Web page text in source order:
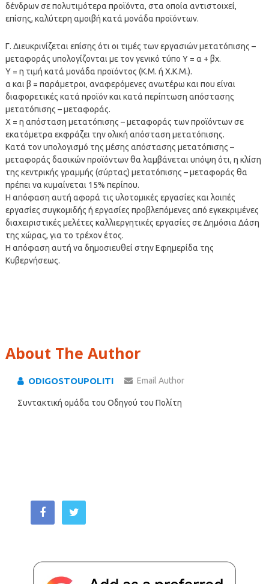
δένδρων σε πολυτιμότερα προϊόντα, στα οποία αντιστοιχεί,
επίσης, καλύτερη αμοιβή κατά μονάδα προϊόντων.
Γ. Διευκρινίζεται επίσης ότι οι τιμές των εργασιών μετατόπισης –
μεταφοράς υπολογίζονται με τον γενικό τύπο Υ = α + βχ.
Υ = η τιμή κατά μονάδα προϊόντος (Κ.Μ. ή Χ.Κ.Μ.).
α και β = παράμετροι, αναφερόμενες ανωτέρω και που είναι
διαφορετικές κατά προϊόν και κατά περίπτωση απόστασης
μετατόπισης – μεταφοράς.
Χ = η απόσταση μετατόπισης – μεταφοράς των προϊόντων σε
εκατόμετρα εκφράζει την ολική απόσταση μετατόπισης.
Κατά τον υπολογισμό της μέσης απόστασης μετατόπισης –
μεταφοράς δασικών προϊόντων θα λαμβάνεται υπόψη ότι, η κλίση
της κεντρικής γραμμής (σύρτας) μετατόπισης – μεταφοράς θα
πρέπει να κυμαίνεται 15% περίπου.
Η απόφαση αυτή αφορά τις υλοτομικές εργασίες και λοιπές
εργασίες συγκομιδής ή εργασίες προβλεπόμενες από εγκεκριμένες
διαχειριστικές μελέτες καλλιεργητικές εργασίες σε Δημόσια Δάση
της χώρας, για το τρέχον έτος.
Η απόφαση αυτή να δημοσιευθεί στην Εφημερίδα της
Κυβερνήσεως.
About The Author
ODIGOSTOUPOLITI Email Author
Συντακτική ομάδα του Οδηγού του Πολίτη